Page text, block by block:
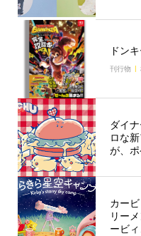
ドン
刊行物
ダイ
ロな
が、ポ
カー
リー
ービ